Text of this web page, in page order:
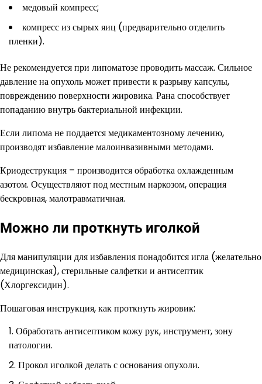
медовый компресс;
компресс из сырых яиц (предварительно отделить
пленки).
Не рекомендуется при липоматозе проводить массаж. Сильное
давление на опухоль может привести к разрыву капсулы,
повреждению поверхности жировика. Рана способствует
попаданию внутрь бактериальной инфекции.
Если липома не поддается медикаментозному лечению,
производят избавление малоинвазивными методами.
Криодеструкция – производится обработка охлажденным
азотом. Осуществляют под местным наркозом, операция
бескровная, малотравматичная.
Можно ли проткнуть иголкой
Для манипуляции для избавления понадобится игла (желательно
медицинская), стерильные салфетки и антисептик
(Хлоргексидин).
Пошаговая инструкция, как проткнуть жировик:
Обработать антисептиком кожу рук, инструмент, зону
патологии.
Прокол иголкой делать с основания опухоли.